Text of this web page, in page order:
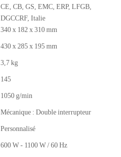
CE, CB, GS, EMC, ERP, LFGB,
DGCCRF, Italie
340 x 182 x 310 mm
430 x 285 x 195 mm
3,7 kg
145
1050 g/min
Mécanique : Double interrupteur
Personnalisé
600 W - 1100 W / 60 Hz